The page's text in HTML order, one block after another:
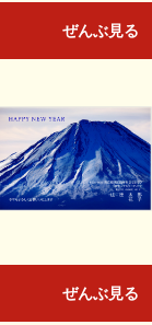
ぜんぶ見る
ぜんぶ見る